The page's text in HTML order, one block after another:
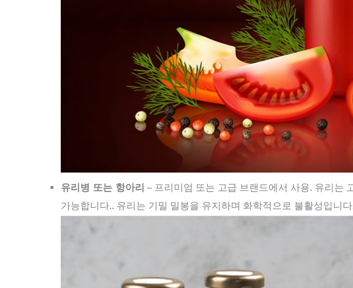
유리병 또는 항아리 – 프리미엄 또는 고급 브랜드에서 사용. 유리는
가능합니다.. 유리는 기밀 밀봉을 유지하며 화학적으로 불활성입니